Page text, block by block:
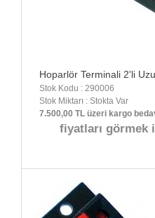
Hoparlör Terminali 2'li
Stok Kodu : 290006
Stok Miktarı : Stokta Var
7.500,00 TL üzeri kargo
fiyatları görmek